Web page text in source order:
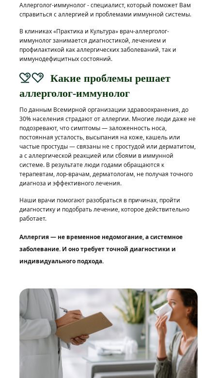
Аллерголог-иммунолог - специалист, который поможет Вам
справиться с аллергией и проблемами иммунной системы.
В клиниках «Практика и Культура» врач-аллерголог-
иммунолог занимается диагностикой, лечением и
профилактикой как аллергических заболеваний, так и
иммунодефицитных состояний.
Какие проблемы решает
аллерголог-иммунолог
По данным Всемирной организации здравоохранения, до
30% населения страдают от аллергии. Многие люди даже не
подозревают, что симптомы — заложенность носа,
постоянная усталость, высыпания на коже, кашель или
частые простуды — связаны не с простудой или дерматитом,
а с аллергической реакцией или сбоями в иммунной
системе. В результате люди годами обращаются к
терапевтам, лор-врачам, дерматологам, не получая точного
диагноза и эффективного лечения.
Наши врачи помогают разобраться в причинах, пройти
диагностику и подобрать лечение, которое действительно
работает.
Аллергия — не временное недомогание, а системное
заболевание. И оно требует точной диагностики и
индивидуального подхода.